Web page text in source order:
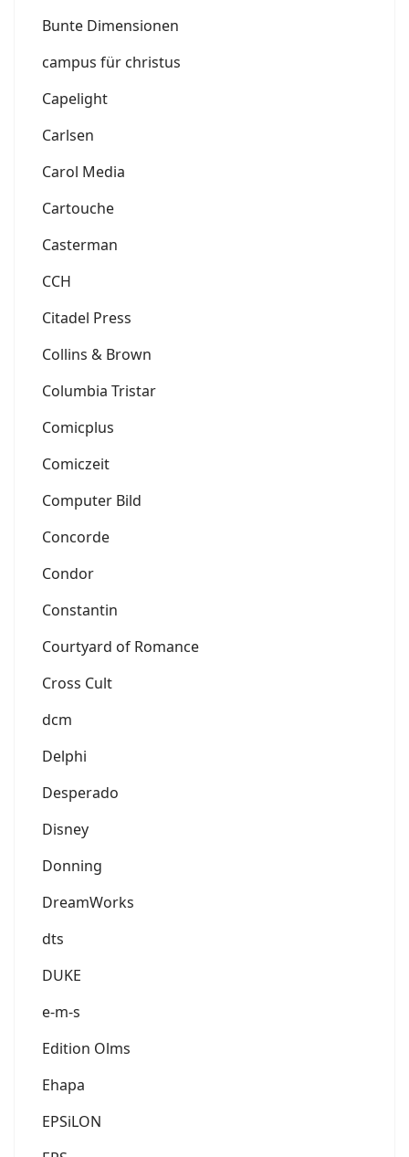
Bunte Dimensionen
campus für christus
Capelight
Carlsen
Carol Media
Cartouche
Casterman
CCH
Citadel Press
Collins & Brown
Columbia Tristar
Comicplus
Comiczeit
Computer Bild
Concorde
Condor
Constantin
Courtyard of Romance
Cross Cult
dcm
Delphi
Desperado
Disney
Donning
DreamWorks
dts
DUKE
e-m-s
Edition Olms
Ehapa
EPSiLON